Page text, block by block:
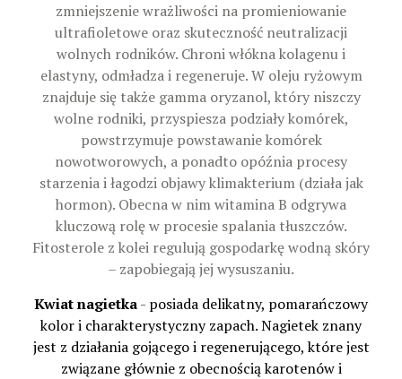
zmniejszenie wrażliwości na promieniowanie
ultrafioletowe oraz skuteczność neutralizacji
wolnych rodników. Chroni włókna kolagenu i
elastyny, odmładza i regeneruje. W oleju ryżowym
znajduje się także gamma oryzanol, który niszczy
wolne rodniki, przyspiesza podziały komórek,
powstrzymuje powstawanie komórek
nowotworowych, a ponadto opóźnia procesy
starzenia i łagodzi objawy klimakterium (działa jak
hormon). Obecna w nim witamina B odgrywa
kluczową rolę w procesie spalania tłuszczów.
Fitosterole z kolei regulują gospodarkę wodną skóry
– zapobiegają jej wysuszaniu.
Kwiat nagietka- posiada delikatny, pomarańczowy
kolor i charakterystyczny zapach. Nagietek znany
jest z działania gojącego i regenerującego, które jest
związane głównie z obecnością karotenów i